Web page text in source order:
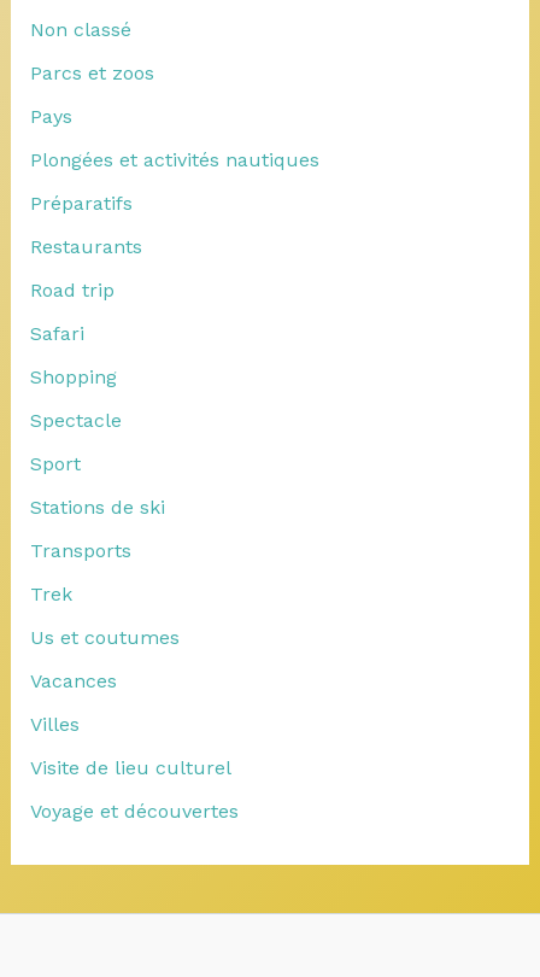
Non classé
Parcs et zoos
Pays
Plongées et activités nautiques
Préparatifs
Restaurants
Road trip
Safari
Shopping
Spectacle
Sport
Stations de ski
Transports
Trek
Us et coutumes
Vacances
Villes
Visite de lieu culturel
Voyage et découvertes